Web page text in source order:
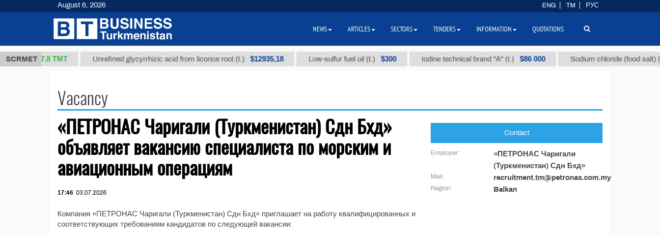
SCRMET
1(kg.) 37,8 ТМТ Unrefined glycyrrhizic acid from licorice root (t.) $12935,18 Low-sulfur fuel oil (t.) $300 Iodine technical brand "А" (t.) $86 000 Sodium chloride (food salt) (t.)
Vacancy
«ПЕТРОНАС Чаригали (Туркменистан) Сдн Бхд»
объявляет вакансию специалиста по морским и
авиационным операциям
17:46 03.07.2026
Компания «ПЕТРОНАС Чаригали (Туркменистан) Сдн Бхд» приглашает на работу квалифицированных и
соответствующих требованиям кандидатов по следующей вакансии:
Contact
Employer:
«ПЕТРОНАС Чаригали
(Туркменистан) Сдн Бхд»
Mail: recruitment.tm@petronas.com.my
Region: Balkan
August 6, 2026 ENG TM РУС
NEWS ARTICLES SECTORS TENDERS INFORMATION QUOTATIONS